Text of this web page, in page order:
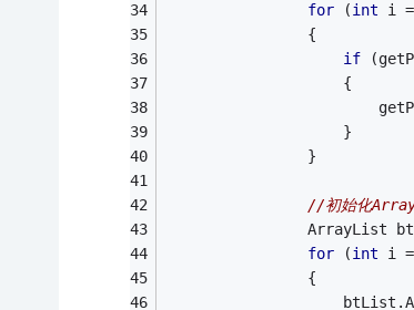
for (int i =
                {
if
                    {
                    }
                }
//初始化
ArrayList
for (int i =
                {